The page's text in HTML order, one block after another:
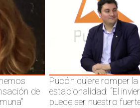
de
Pucón quiere romper la
estacionalidad: “El
puede ser nuestro